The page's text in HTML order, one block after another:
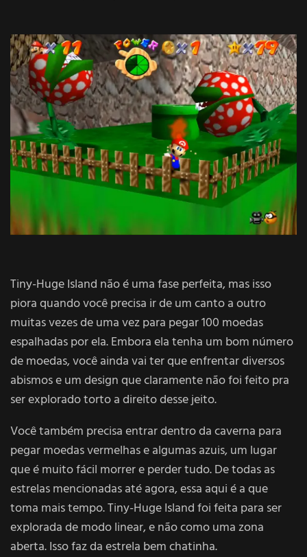
Tiny-Huge Island não é uma fase perfeita, mas isso
piora quando você precisa ir de um canto a outro
muitas vezes de uma vez para pegar 100 moedas
espalhadas por ela. Embora ela tenha um bom número
de moedas, você ainda vai ter que enfrentar diversos
abismos e um design que claramente não foi feito pra
ser explorado torto a direito desse jeito.
Você também precisa entrar dentro da caverna para
pegar moedas vermelhas e algumas azuis, um lugar
que é muito fácil morrer e perder tudo. De todas as
estrelas mencionadas até agora, essa aqui é a que
toma mais tempo. Tiny-Huge Island foi feita para ser
explorada de modo linear, e não como uma zona
aberta. Isso faz da estrela bem chatinha.